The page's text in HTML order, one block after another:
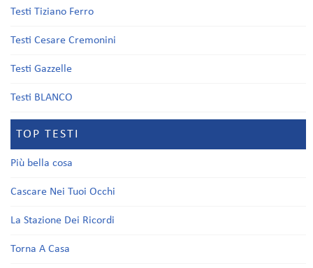
Testi Tiziano Ferro
Testi Cesare Cremonini
Testi Gazzelle
Testi BLANCO
TOP TESTI
Più bella cosa
Cascare Nei Tuoi Occhi
La Stazione Dei Ricordi
Torna A Casa